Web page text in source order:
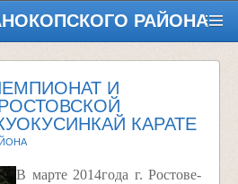
РАЙОНА
И
КАРАТЕ
В марте 2014года г. Ростове-